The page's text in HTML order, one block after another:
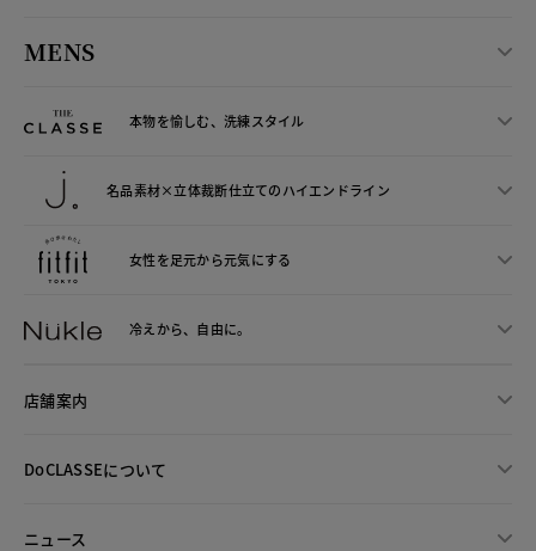
MENS
本物を愉しむ、洗練スタイル
名品素材×立体裁断仕立てのハイエンドライン
女性を足元から元気にする
冷えから、 自由に。
店舗案内
DoCLASSEについて
ニュース